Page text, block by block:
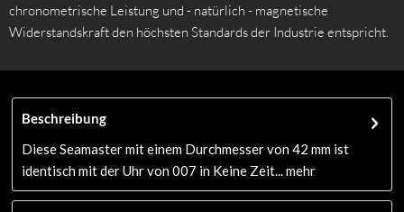
chronometrische Leistung und - natürlich - magnetische
Widerstandskraft den höchsten Standards der Industrie entspricht.
Beschreibung
Diese Seamaster mit einem Durchmesser von 42 mm ist
identisch mit der Uhr von 007 in Keine Zeit...
mehr